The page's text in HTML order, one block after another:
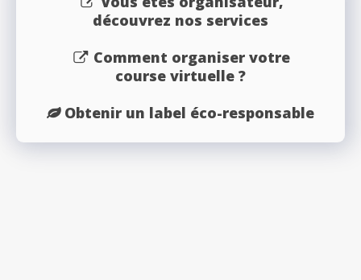
découvrez nos services
Comment organiser votre
course virtuelle ?
Obtenir un label éco-responsable